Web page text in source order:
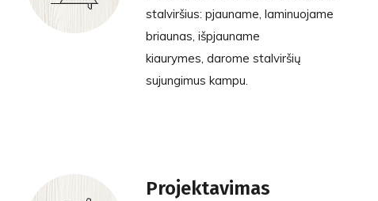
stalviršius: pjauname, laminuojame
briaunas, išpjauname
kiaurymes, darome stalviršių
sujungimus kampu.
Projektavimas